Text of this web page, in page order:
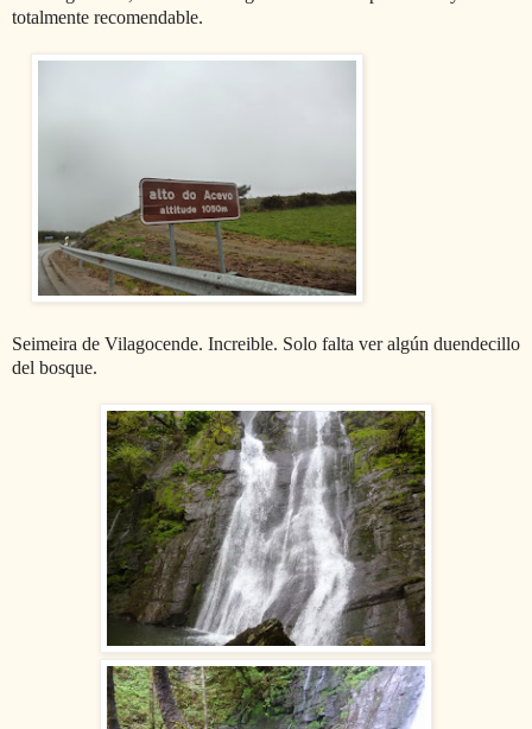
totalmente recomendable.
Seimeira de Vilagocende. Increible. Solo falta ver algún duendecillo
del bosque.